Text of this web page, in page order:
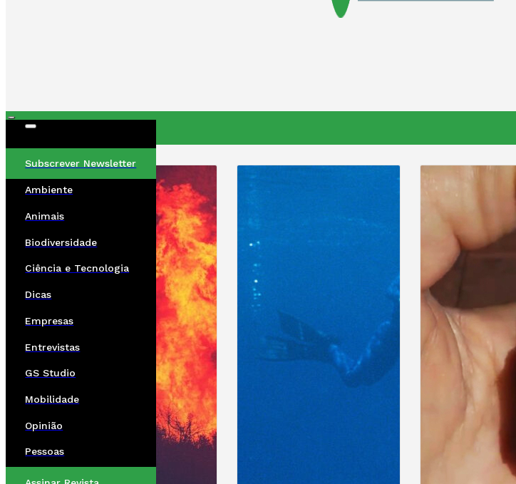
Subscrever Newsletter
Ambiente
Animais
Biodiversidade
Ciência e Tecnologia
Dicas
Empresas
Entrevistas
GS Studio
Mobilidade
Opinião
Pessoas